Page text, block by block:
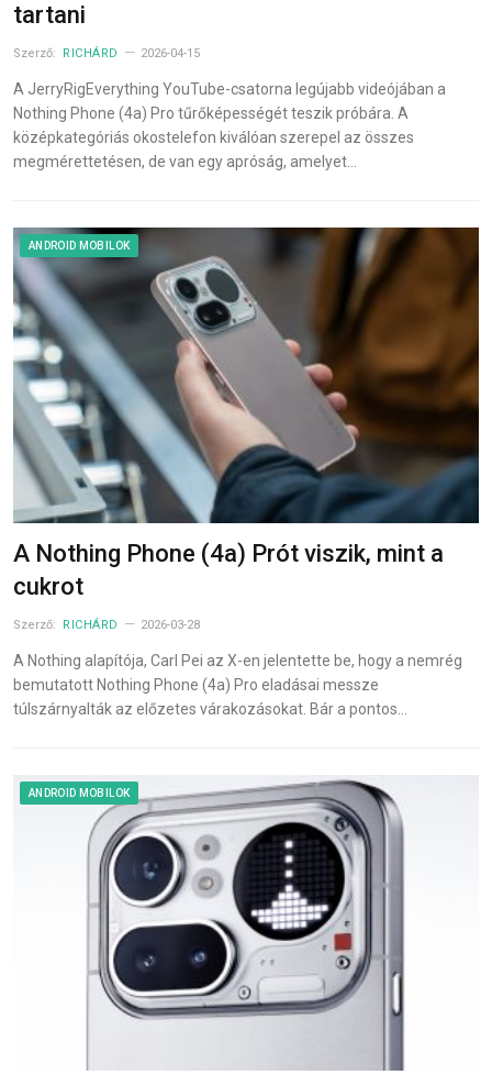
tartani
Szerző: RICHÁRD 2026-04-15
A JerryRigEverything YouTube-csatorna legújabb videójában a
Nothing Phone (4a) Pro tűrőképességét teszik próbára. A
középkategóriás okostelefon kiválóan szerepel az összes
megmérettetésen, de van egy apróság, amelyet…
ANDROID MOBILOK
A Nothing Phone (4a) Prót viszik, mint a
cukrot
Szerző: RICHÁRD 2026-03-28
A Nothing alapítója, Carl Pei az X-en jelentette be, hogy a nemrég
bemutatott Nothing Phone (4a) Pro eladásai messze
túlszárnyalták az előzetes várakozásokat. Bár a pontos…
ANDROID MOBILOK